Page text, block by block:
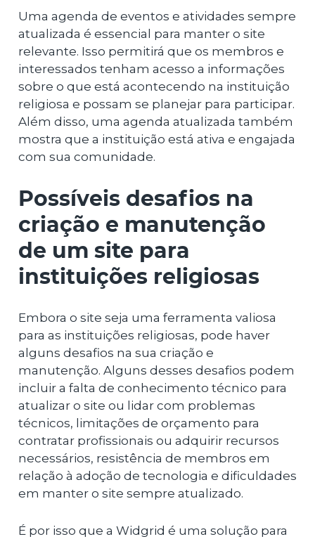
Uma agenda de eventos e atividades sempre
atualizada é essencial para manter o site
relevante. Isso permitirá que os membros e
interessados ​​tenham acesso a informações
sobre o que está acontecendo na instituição
religiosa e possam se planejar para participar.
Além disso, uma agenda atualizada também
mostra que a instituição está ativa e engajada
com sua comunidade.
Possíveis desafios na
criação e manutenção
de um site para
instituições religiosas
Embora o site seja uma ferramenta valiosa
para as instituições religiosas, pode haver
alguns desafios na sua criação e
manutenção. Alguns desses desafios podem
incluir a falta de conhecimento técnico para
atualizar o site ou lidar com problemas
técnicos, limitações de orçamento para
contratar profissionais ou adquirir recursos
necessários, resistência de membros em
relação à adoção de tecnologia e dificuldades
em manter o site sempre atualizado.
É por isso que a Widgrid é uma solução para